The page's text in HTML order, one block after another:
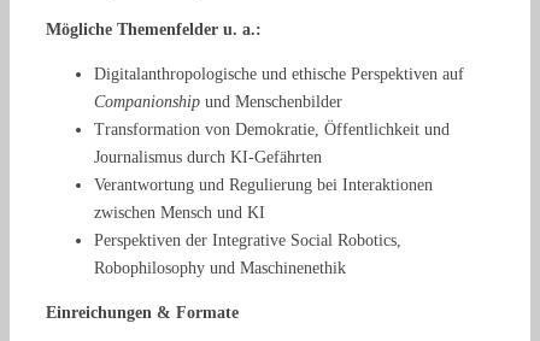
Mögliche Themenfelder u. a.:
Digitalanthropologische und ethische Perspektiven auf
Companionship und Menschenbilder
Transformation von Demokratie, Öffentlichkeit und
Journalismus durch KI-Gefährten
Verantwortung und Regulierung bei Interaktionen
zwischen Mensch und KI
Perspektiven der Integrative Social Robotics,
Robophilosophy und Maschinenethik
Einreichungen & Formate